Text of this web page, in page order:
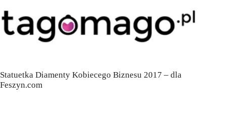
Statuetka Diamenty Kobiecego Biznesu 2017 – dla
Feszyn.com